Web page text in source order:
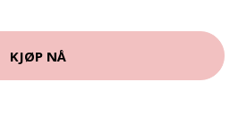
KJØP NÅ